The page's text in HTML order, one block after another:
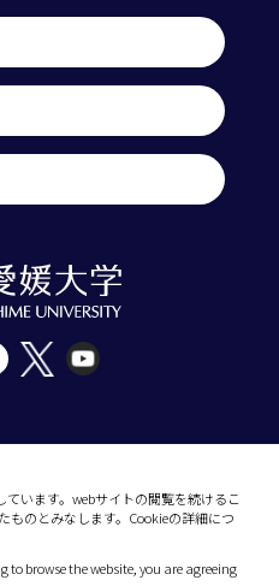
います。webサイトの閲覧を続けるこ
ものとみなします。Cookieの詳細につ
to browse the website, you are agreeing
Ehime 790-